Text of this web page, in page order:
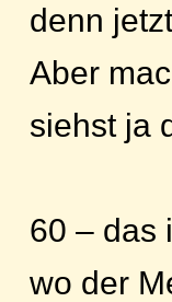
denn
Aber
siehst ja
60 – das
wo der